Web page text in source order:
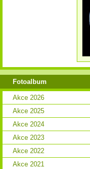
Fotoalbum
Akce 2026
Akce 2025
Akce 2024
Akce 2023
Akce 2022
Akce 2021